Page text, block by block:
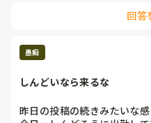
回答
愚痴
しんどいなら来るな
昨日の投稿の続きみたいな